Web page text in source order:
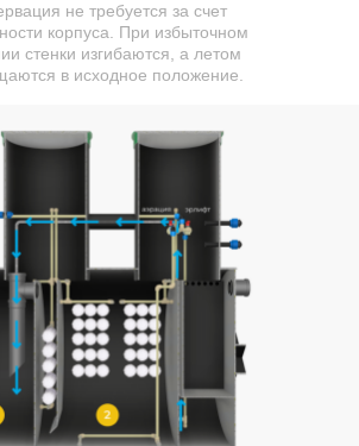
не требуется за счет
корпуса. При избыточном
стенки изгибаются, а летом
в исходное положение.